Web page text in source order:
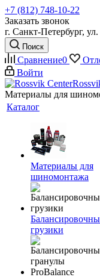
+7 (812) 748-10-22
Заказать звонок
г. Санкт-Петербург,
Поиск
Сравнение0
Войти
Материалы для
Каталог
Материалы для
шиномонтажа
грузики